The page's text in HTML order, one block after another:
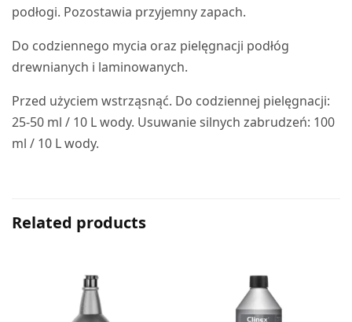
podłogi. Pozostawia przyjemny zapach.
Do codziennego mycia oraz pielęgnacji podłóg
drewnianych i laminowanych.
Przed użyciem wstrząsnąć. Do codziennej pielęgnacji:
25-50 ml / 10 L wody. Usuwanie silnych zabrudzeń: 100
ml / 10 L wody.
Related products